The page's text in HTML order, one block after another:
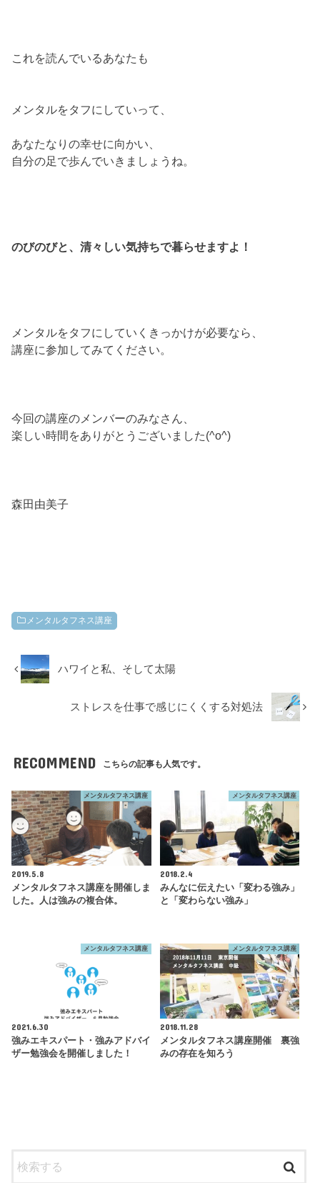
これを読んでいるあなたも
メンタルをタフにしていって、
あなたなりの幸せに向かい、
自分の足で歩んでいきましょうね。
のびのびと、清々しい気持ちで暮らせますよ！
メンタルをタフにしていくきっかけが必要なら、
講座に参加してみてください。
今回の講座のメンバーのみなさん、
楽しい時間をありがとうございました(^o^)
森田由美子
メンタルタフネス講座
ハワイと私、そして太陽
ストレスを仕事で感じにくくする対処法
RECOMMEND こちらの記事も人気です。
メンタルタフネス講座
2019.5.8
メンタルタフネス講座を開催しま
した。人は強みの複合体。
メンタルタフネス講座
2018.2.4
みんなに伝えたい「変わる強み」
と「変わらない強み」
メンタルタフネス講座
2021.6.30
強みエキスパート・強みアドバイ
ザー勉強会を開催しました！
メンタルタフネス講座
2018.11.28
メンタルタフネス講座開催 裏強
みの存在を知ろう